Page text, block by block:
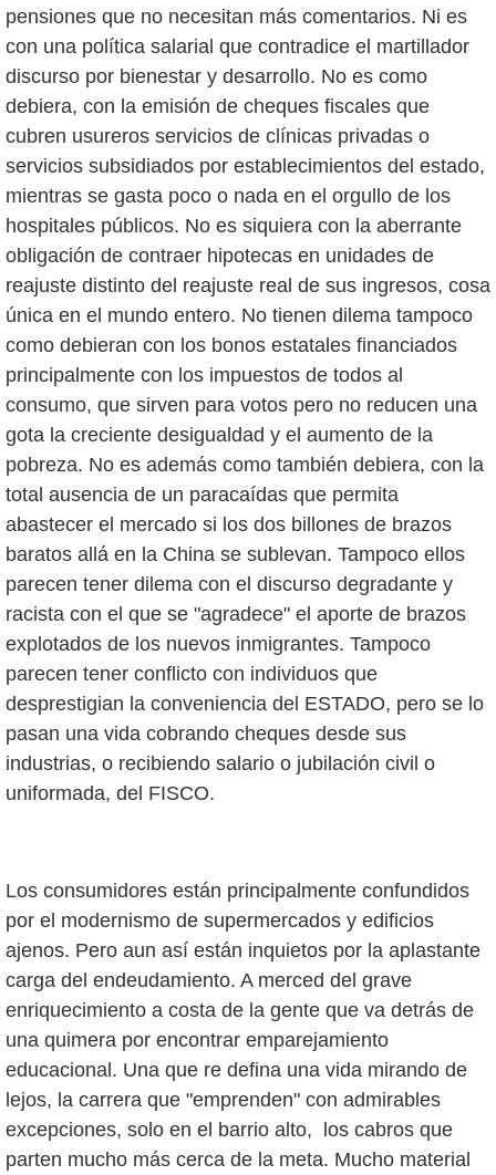
pensiones que no necesitan más comentarios. Ni es
con una política salarial que contradice el martillador
discurso por bienestar y desarrollo. No es como
debiera, con la emisión de cheques fiscales que
cubren usureros servicios de clínicas privadas o
servicios subsidiados por establecimientos del estado,
mientras se gasta poco o nada en el orgullo de los
hospitales públicos. No es siquiera con la aberrante
obligación de contraer hipotecas en unidades de
reajuste distinto del reajuste real de sus ingresos, cosa
única en el mundo entero. No tienen dilema tampoco
como debieran con los bonos estatales financiados
principalmente con los impuestos de todos al
consumo, que sirven para votos pero no reducen una
gota la creciente desigualdad y el aumento de la
pobreza. No es además como también debiera, con la
total ausencia de un paracaídas que permita
abastecer el mercado si los dos billones de brazos
baratos allá en la China se sublevan. Tampoco ellos
parecen tener dilema con el discurso degradante y
racista con el que se "agradece" el aporte de brazos
explotados de los nuevos inmigrantes. Tampoco
parecen tener conflicto con individuos que
desprestigian la conveniencia del ESTADO, pero se lo
pasan una vida cobrando cheques desde sus
industrias, o recibiendo salario o jubilación civil o
uniformada, del FISCO.
Los consumidores están principalmente confundidos
por el modernismo de supermercados y edificios
ajenos. Pero aun así están inquietos por la aplastante
carga del endeudamiento. A merced del grave
enriquecimiento a costa de la gente que va detrás de
una quimera por encontrar emparejamiento
educacional. Una que re defina una vida mirando de
lejos, la carrera que "emprenden" con admirables
excepciones, solo en el barrio alto, los cabros que
parten mucho más cerca de la meta. Mucho material